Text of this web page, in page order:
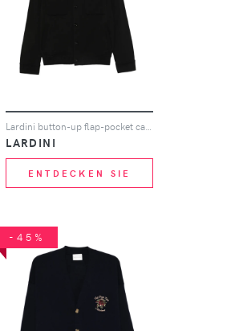
LARDINI
ENTDECKEN SIE
-45%